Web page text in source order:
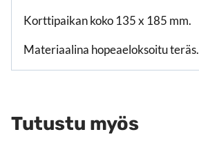
Korttipaikan koko 135 x 185 mm.
Materiaalina hopeaeloksoitu teräs.
Tutustu myös